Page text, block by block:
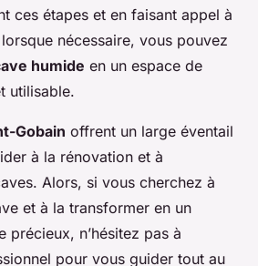
ces étapes et en faisant appel à
nécessaire, vous pouvez
humide en un espace de
utilisable.
Gobain offrent un large éventail
à la rénovation et à
Alors, si vous cherchez à
et à la transformer en un
précieux, n’hésitez pas à
pour vous guider tout au